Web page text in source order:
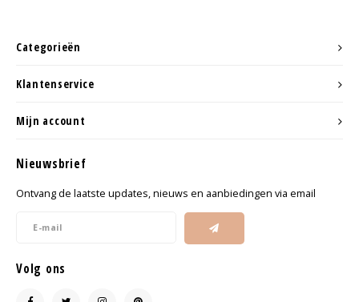
Categorieën
Klantenservice
Mijn account
Nieuwsbrief
Ontvang de laatste updates, nieuws en aanbiedingen via email
Volg ons